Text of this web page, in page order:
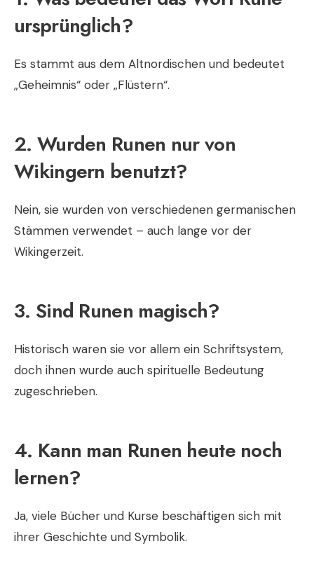
ursprünglich?
Es stammt aus dem Altnordischen und bedeutet
„Geheimnis“ oder „Flüstern“.
2. Wurden Runen nur von
Wikingern benutzt?
Nein, sie wurden von verschiedenen germanischen
Stämmen verwendet – auch lange vor der
Wikingerzeit.
3. Sind Runen magisch?
Historisch waren sie vor allem ein Schriftsystem,
doch ihnen wurde auch spirituelle Bedeutung
zugeschrieben.
4. Kann man Runen heute noch
lernen?
Ja, viele Bücher und Kurse beschäftigen sich mit
ihrer Geschichte und Symbolik.